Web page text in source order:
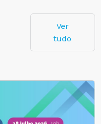
Ver
tudo